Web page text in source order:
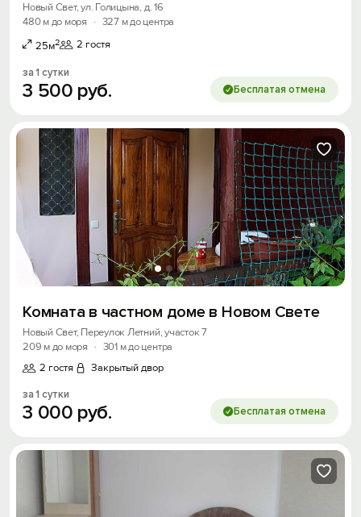
Новый Свет, ул. Голицына, д. 16
480 м до моря
· 327 м до центра
25м2 2 гостя
за 1 сутки
3 500 руб. Бесплатая отмена
Комната в частном доме в Новом Свете
Новый Свет, Переулок Летний, участок 7
209 м до моря
· 301 м до центра
2 гостя
Закрытый двор
за 1 сутки
3 000 руб. Бесплатая отмена